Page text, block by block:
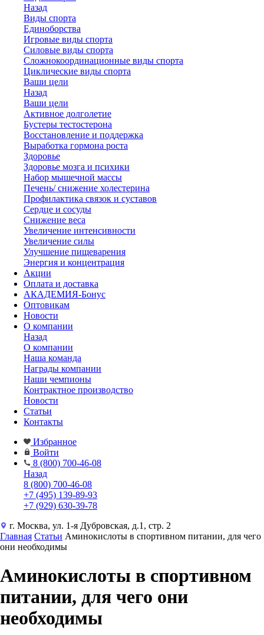
Назад
Виды спорта
Единоборства
Игровые виды спорта
Силовые виды спорта
Сложнокоординационные виды спорта
Циклические виды спорта
Ваши цели
Назад
Ваши цели
Активное долголетие
Бустеры тестостерона
Восстановление и поддержка
Выработка гормона роста
Здоровье
Здоровье мозга и психики
Набор мышечной массы
Печень/ снижение холестерина
Профилактика связок и суставов
Сердце и сосуды
Снижение веса
Увеличение интенсивности
Увеличение силы
Улучшение пищеварения
Энергия и концентрация
Акции
Оплата и доставка
АКАДЕМИЯ-Бонус
Оптовикам
Новости
О компании
Назад
О компании
Наша команда
Награды компании
Наши чемпионы
Контрактное производство
Новости
Статьи
Контакты
Избранное
Войти
8 (800) 700-46-08
Назад
8 (800) 700-46-08
+7 (495) 139-89-93
+7 (929) 630-39-78
г. Москва, ул. 1-я Дубровская, д.1, стр. 2
Главная Статьи Аминокислоты в спортивном питании, для чего
они необходимы
Аминокислоты в спортивном
питании, для чего они
необходимы